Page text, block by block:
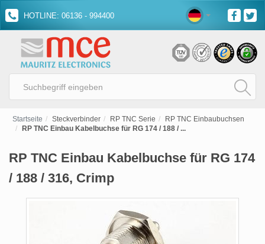
HOTLINE: 06136 - 994400
Startseite Steckverbinder RP TNC Serie
RP TNC Einbaubuchsen
RP TNC Einbau Kabelbuchse für RG 174 / 188 / ...
RP TNC Einbau Kabelbuchse für RG 174
/ 188 / 316, Crimp